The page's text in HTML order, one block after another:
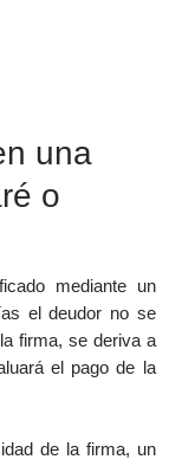
una
o
mediante un
el deudor no se
firma, se deriva a
el pago de la
de la firma, un